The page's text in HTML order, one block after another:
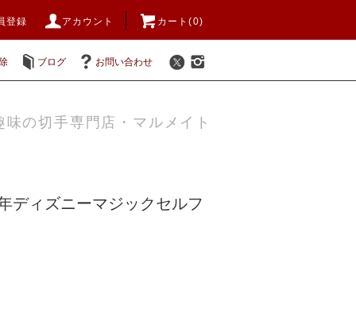
登録 アカウント カート(0)
ブログ お問い合わせ
味の切手専門店・マルメイト
ディズニーマジックセルフ